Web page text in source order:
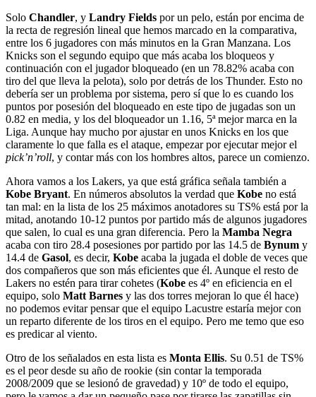
Solo Chandler, y Landry Fields por un pelo, están por encima de
la recta de regresión lineal que hemos marcado en la comparativa,
entre los 6 jugadores con más minutos en la Gran Manzana. Los
Knicks son el segundo equipo que más acaba los bloqueos y
continuación con el jugador bloqueado (en un 78.82% acaba con
tiro del que lleva la pelota), solo por detrás de los Thunder. Esto no
debería ser un problema por sistema, pero sí que lo es cuando los
puntos por posesión del bloqueado en este tipo de jugadas son un
0.82 en media, y los del bloqueador un 1.16, 5ª mejor marca en la
Liga. Aunque hay mucho por ajustar en unos Knicks en los que
claramente lo que falla es el ataque, empezar por ejecutar mejor el
pick’n’roll, y contar más con los hombres altos, parece un comienzo.
Ahora vamos a los Lakers, ya que está gráfica señala también a
Kobe Bryant. En números absolutos la verdad que Kobe no está
tan mal: en la lista de los 25 máximos anotadores su TS% está por la
mitad, anotando 10-12 puntos por partido más de algunos jugadores
que salen, lo cual es una gran diferencia. Pero la Mamba Negra
acaba con tiro 28.4 posesiones por partido por las 14.5 de Bynum y
14.4 de Gasol, es decir, Kobe acaba la jugada el doble de veces que
dos compañeros que son más eficientes que él. Aunque el resto de
Lakers no estén para tirar cohetes (Kobe es 4º en eficiencia en el
equipo, solo Matt Barnes y las dos torres mejoran lo que él hace)
no podemos evitar pensar que el equipo Lacustre estaría mejor con
un reparto diferente de los tiros en el equipo. Pero me temo que eso
es predicar al viento.
Otro de los señalados en esta lista es Monta Ellis. Su 0.51 de TS%
es el peor desde su año de rookie (sin contar la temporada
2008/2009 que se lesionó de gravedad) y 10º de todo el equipo,